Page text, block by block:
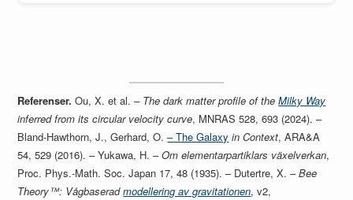
Referenser. Ou, X. et al. – The dark matter profile of theMilky Way
inferred from its circular velocity curve, MNRAS 528, 693 (2024). –
Bland-Hawthorn, J., Gerhard, O.– The Galaxy in Context, ARA&A
54, 529 (2016). – Yukawa, H. –Om elementarpartiklars växelverkan,
Proc. Phys.-Math. Soc. Japan 17, 48 (1935). – Dutertre, X. –Bee
Theory™: Vågbaseradmodellering av gravitationen, v2,